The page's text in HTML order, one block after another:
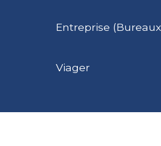
Entreprise
Viager